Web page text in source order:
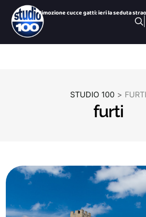
Rimozione cucce gatti: ieri la seduta
Colonie feline : parla il presidente della
San Paolo Dolphin Refuge, via libera al
100 NOTIZIE, TG H 14:00 DELL’ 8 Agosto
100 Sport Weekend, puntata del 7 agosto
STUDIO 100 > FURTI
furti